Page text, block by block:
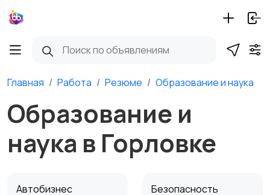
Главная Работа Резюме Образование и наука
Образование и
наука в Горловке
Автобизнес Безопасность